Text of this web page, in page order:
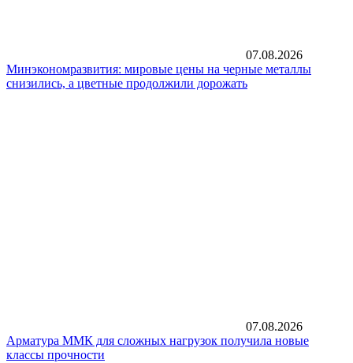
07.08.2026
Минэкономразвития: мировые цены на черные металлы
снизились, а цветные продолжили дорожать
07.08.2026
Арматура ММК для сложных нагрузок получила новые
классы прочности